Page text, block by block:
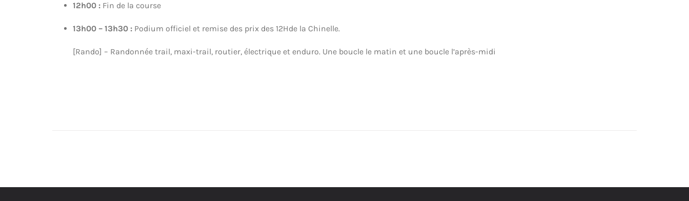
12h00 : Fin de la course
13h00 – 13h30 : Podium officiel et remise des prix des 12Hde la Chinelle.
[Rando] – Randonnée trail, maxi-trail, routier, électrique et enduro.Une boucle le matin et une boucle l’après-midi